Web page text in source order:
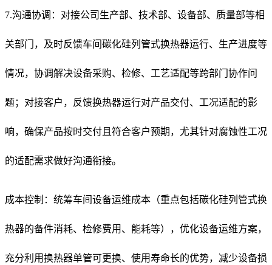
7.沟通协调：对接公司生产部、技术部、设备部、质量部等相
关部门，及时反馈车间碳化硅列管式换热器运行、生产进度等
情况，协调解决设备采购、检修、工艺适配等跨部门协作问
题；对接客户，反馈换热器运行对产品交付、工况适配的影
响，确保产品按时交付且符合客户预期，尤其针对腐蚀性工况
的适配需求做好沟通衔接。
成本控制：统筹车间设备运维成本（重点包括碳化硅列管式换
热器的备件消耗、检修费用、能耗等），优化设备运维方案，
充分利用换热器单管可更换、使用寿命长的优势，减少设备损